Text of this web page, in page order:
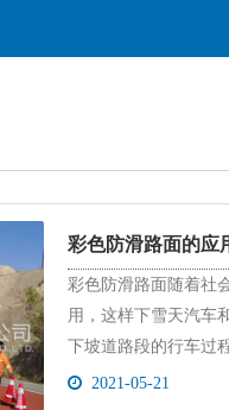
彩色防滑路面的应
彩色防滑路面随着社
用，这样下雪天汽车
下坡道路段的行车过
2021-05-21